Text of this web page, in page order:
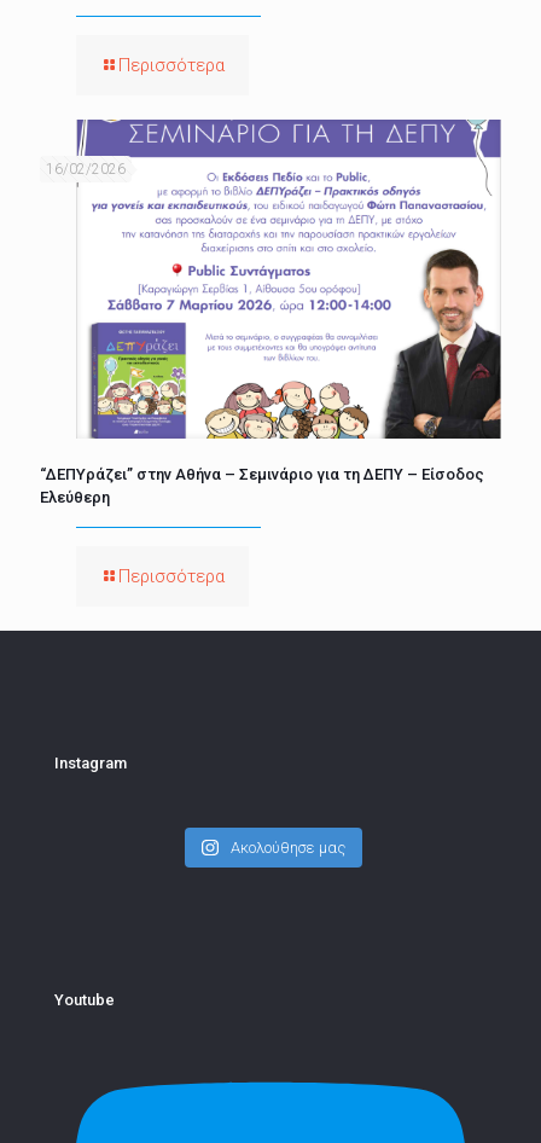
Περισσότερα
16/02/2026
“ΔΕΠΥράζει” στην Αθήνα – Σεμινάριο για τη ΔΕΠΥ – Είσοδος
Ελεύθερη
Περισσότερα
Instagram
Ακολούθησε μας
Youtube